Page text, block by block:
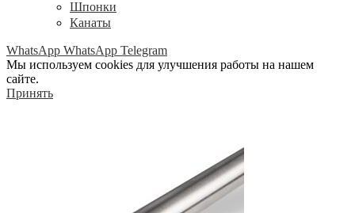
Шпонки
Канаты
WhatsApp WhatsApp Telegram
Мы используем cookies для улучшения работы на нашем
сайте.
Принять